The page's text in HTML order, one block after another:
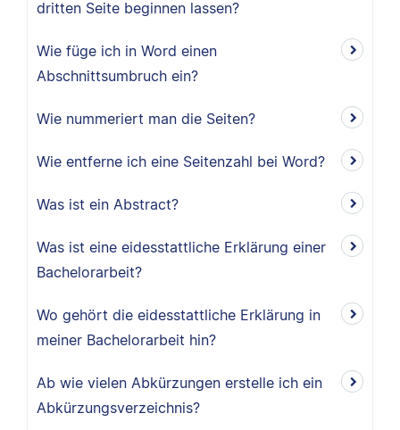
dritten Seite beginnen lassen?
Wie füge ich in Word einen
Abschnittsumbruch ein?
Wie nummeriert man die Seiten?
Wie entferne ich eine Seitenzahl bei Word?
Was ist ein Abstract?
Was ist eine eidesstattliche Erklärung einer
Bachelorarbeit?
Wo gehört die eidesstattliche Erklärung in
meiner Bachelorarbeit hin?
Ab wie vielen Abkürzungen erstelle ich ein
Abkürzungsverzeichnis?